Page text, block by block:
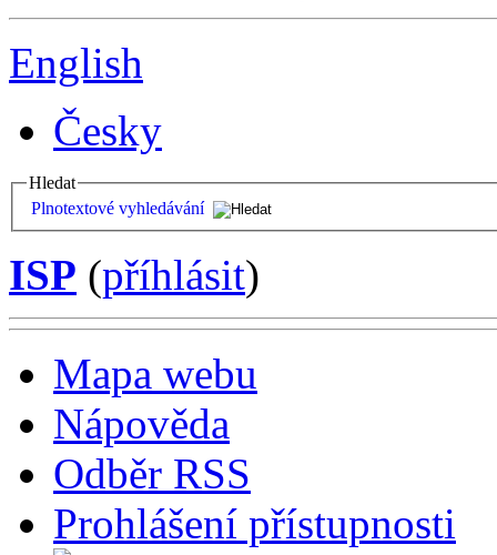
English
Česky
Hledat
Plnotextové vyhledávání
ISP (příhlásit)
Mapa webu
Nápověda
Odběr RSS
Prohlášení přístupnosti